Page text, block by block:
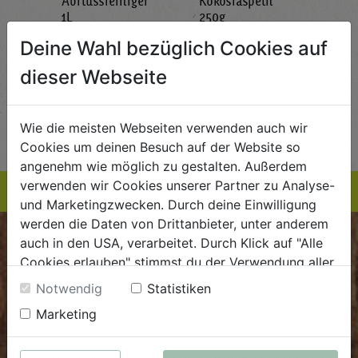
STK
1L
€ 5,99
€ 5,99 / STK
AUF DIE
EINKAUFSLISTE
250g
€ 3,99
AUF DIE
EINKAUFSLISTE
BIOKISTE
Kundenservice
Mo - Do: 8.00 - 16.00 Uhr
Fr: 8.00 - 15.00 Uhr
Deine Wahl bezüglich Cookies auf
dieser Webseite
Wie die meisten Webseiten verwenden auch wir
Cookies um deinen Besuch auf der Website so
angenehm wie möglich zu gestalten. Außerdem
verwenden wir Cookies unserer Partner zu Analyse-
und Marketingzwecken. Durch deine Einwilligung
werden die Daten von Drittanbieter, unter anderem
auch in den USA, verarbeitet. Durch Klick auf "Alle
Cookies erlauben" stimmst du der Verwendung aller
Cookies zu. Unter "Details anzeigen" findest du alle
Infos zu den unterschiedlichen Cookies, du kannst
auch entscheiden, welche Cookies du erlauben
möchtest.
Notwendig
Statistiken
Marketing